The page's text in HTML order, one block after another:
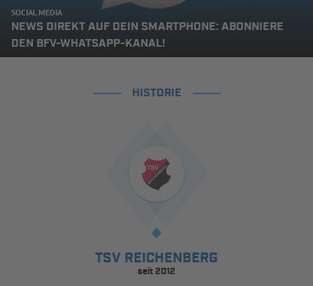
SOCIAL MEDIA
NEWS DIREKT AUF DEIN SMARTPHONE: ABONNIERE
DEN BFV-WHATSAPP-KANAL!
HISTORIE
TSV REICHENBERG
seit 2012